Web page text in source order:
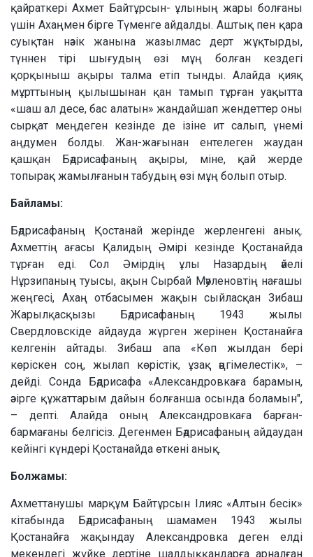
қайраткері Ахмет Байтұрсын- ұлының жары болғаны
үшін Ахаңмен бірге Түменге айдалды. Аштық пен қара
суықтан нәзік жанына жазылмас дерт жұқтырды,
түннен тірі шығудың өзі мұң болған кездегі
қорқыныш ақыры талма етіп тынды. Алайда қияқ
мұрттының қылышынан қан тамып тұрған уақытта
«шаш ал десе, бас алатын» жандайшап жендеттер оны
сырқат меңдеген кезінде де ізіне ит салып, үнемі
аңдумен болды. Жан-жағынан ентелеген жаудан
қашқан Бәдрисафаның ақыры, міне, қай жерде
топырақ жамылғанын табудың өзі мұң болып отыр.
Байламы:
Бәдрисафаның Қостанай жерінде жерленгені анық.
Ахметтің ағасы Қалидың Әмірі кезінде Қостанайда
тұрған еді. Сол Әмірдің ұлы Назардың әйелі
Нұрзипаның туысы, ақын Сырбай Мәуленовтің нағашы
жеңгесі, Ахаң отбасымен жақын сыйласқан Зибаш
Жарылқасқызы Бәдрисафаның 1943 жылы
Свердловскіде айдауда жүрген жерінен Қостанайға
келгенін айтады. Зибаш апа «Көп жылдан бері
көріскен соң, жылап көрістік, ұзақ әңгімелестік», –
дейді. Сонда Бәдрисафа «Александровкаға барамын,
әзірге құжаттарым дайын болғанша осында боламын",
– депті. Алайда оның Александровкаға барған-
бармағаны белгісіз. Дегенмен Бәдрисафаның айдаудан
кейінгі күндері Қостанайда өткені анық.
Болжамы:
Ахметтанушы марқұм Байтұрсын Ілияс «Алтын бесік»
кітабында Бәдрисафаның шамамен 1943 жылы
Қостанайға жақындау Александровка деген елді
мекендегі жүйке дертіне шалдыққандарға арналған